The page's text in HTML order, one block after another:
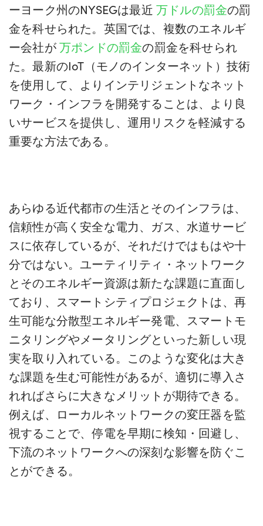
ーヨーク州のNYSEGは最近 万ドルの罰金の罰
金を科せられた。英国では、複数のエネルギ
ー会社が万ポンドの罰金の罰金を科せられ
た。最新のIoT（モノのインターネット）技術
を使用して、よりインテリジェントなネット
ワーク・インフラを開発することは、より良
いサービスを提供し、運用リスクを軽減する
重要な方法である。
あらゆる近代都市の生活とそのインフラは、
信頼性が高く安全な電力、ガス、水道サービ
スに依存しているが、それだけではもはや十
分ではない。ユーティリティ・ネットワーク
とそのエネルギー資源は新たな課題に直面し
ており、スマートシティプロジェクトは、再
生可能な分散型エネルギー発電、スマートモ
ニタリングやメータリングといった新しい現
実を取り入れている。このような変化は大き
な課題を生む可能性があるが、適切に導入さ
れればさらに大きなメリットが期待できる。
例えば、ローカルネットワークの変圧器を監
視することで、停電を早期に検知・回避し、
下流のネットワークへの深刻な影響を防ぐこ
とができる。